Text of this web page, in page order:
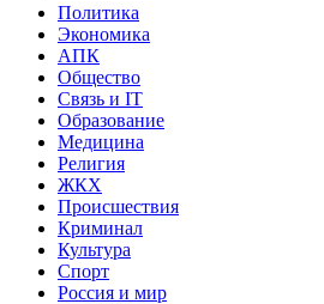
Политика
Экономика
АПК
Общество
Связь и IT
Образование
Медицина
Религия
ЖКХ
Происшествия
Криминал
Культура
Спорт
Россия и мир